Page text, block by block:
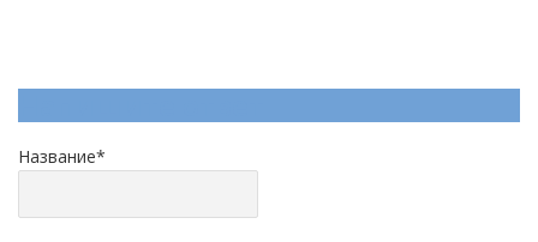
Название*